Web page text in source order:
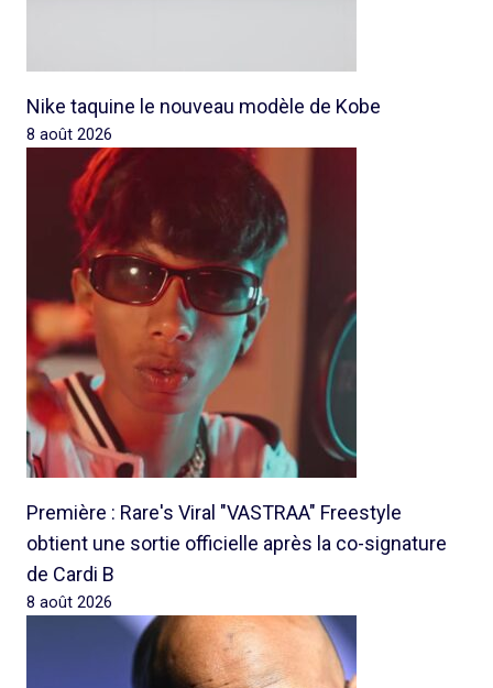
Nike taquine le nouveau modèle de Kobe
8 août 2026
Première : Rare's Viral "VASTRAA" Freestyle
obtient une sortie officielle après la co-signature
de Cardi B
8 août 2026